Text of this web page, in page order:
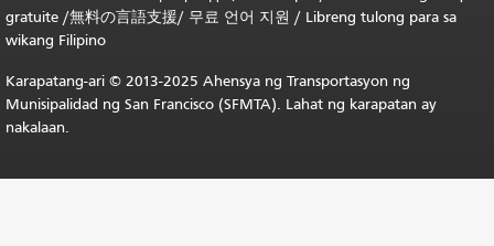
gratuite /無料の言語支援/ 무료 언어 지원 / Libreng tulong para sa
wikang Filipino
Karapatang-ari © 2013-2025 Ahensya ng Transportasyon ng
Munisipalidad ng San Francisco (SFMTA). Lahat ng karapatan ay
nakalaan.